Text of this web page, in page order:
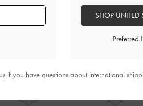
快適さ
SHOP UNITED
Preferred
if you have questions about international